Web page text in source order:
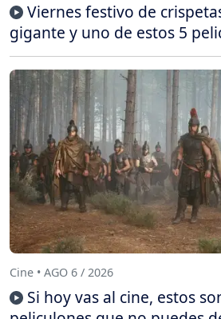
Viernes festivo de
gigante y uno de estos 5
Cine • AGO 6 / 2026
Si hoy vas al cine, estos